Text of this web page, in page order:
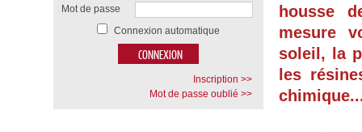
housse
mesure
soleil, la
les
Mot de passe
Connexion automatique
Inscription >>
Mot de passe oublié >>